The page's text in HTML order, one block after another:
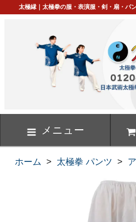
太極縁｜太極拳の服・表演服・剣・扇・パ
メニュー
ホーム > 太極拳 パンツ >